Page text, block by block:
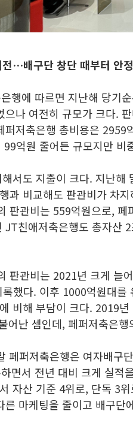
전…배구단 창단 때부터 안
행에 따르면 지난해 당기
으나 여전히 규모가 크다.
퍼저축은행 총비용은
억원 줄어든 규모지만 비
서도 지출이 크다. 지난
과 비교해도 판관비가 차
판관비는 559억원으로,
JT친애저축은행도 총자산
판관비는 2021년 크게 늘
했다. 이후 1000억원대
비해 부담이 크다. 2019
어난 셈인데, 페퍼저축은
페퍼저축은행은 여자배구
면서 전년 대비 크게 실적
자산 기준 4위로, 단독 3
른 마케팅을 줄이고 배구단